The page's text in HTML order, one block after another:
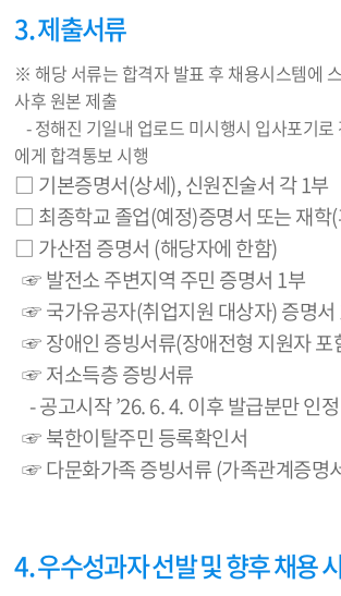
3. 제출서류
※ 해당 서류는 합격자 발표 후 채용시스템에
사후 원본 제출
- 정해진 기일내 업로드 미시행시 입사포기
에게 합격통보 시행
□ 기본증명서(상세), 신원진술서 각 1부
□ 최종학교 졸업(예정)증명서 또는 재학
□ 가산점 증명서 (해당자에 한함)
☞ 발전소 주변지역 주민 증명서 1부
☞ 국가유공자(취업지원 대상자) 증명서
☞ 장애인 증빙서류(장애전형 지원자 포
☞ 저소득층 증빙서류
- 공고시작 ’26. 6. 4. 이후 발급분만 인정
☞ 북한이탈주민 등록확인서
☞ 다문화가족 증빙서류 (가족관계증명
4. 우수성과자 선발 및 향후 채용